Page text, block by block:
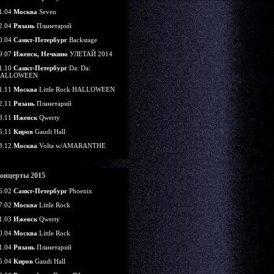
Москва Seven
Рязань Планетарий
Санкт-Петербург Backstage
Ижевск, Нечкино УЛЕТАЙ 2014
Санкт-Петербург Da: Da:
Москва Little Rock HALLOWEEN
Рязань Планетарий
Ижевск Qwerty
Киров Gaudi Hall
Москва Volta w/AMARANTHE
2015
Санкт-Петербург Phoenix
Москва Little Rock
Ижевск Qwerty
Москва Little Rock
Рязань Планетарий
Киров Gaudi Hall